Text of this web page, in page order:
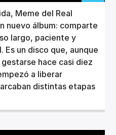
Meme del Real
nuevo álbum: comparte
largo, paciente y
un disco que, aunque
hace casi diez
a liberar
distintas etapas